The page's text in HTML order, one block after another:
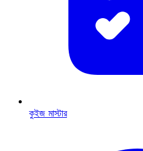
কুইজ মাস্টার